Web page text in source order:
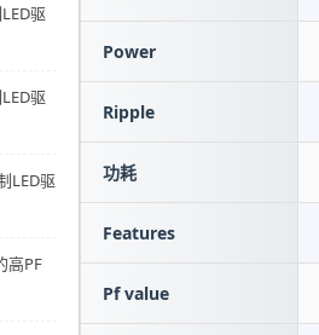
驱
驱
LED驱
高PF
Power
Ripple
功耗
Features
Pf value